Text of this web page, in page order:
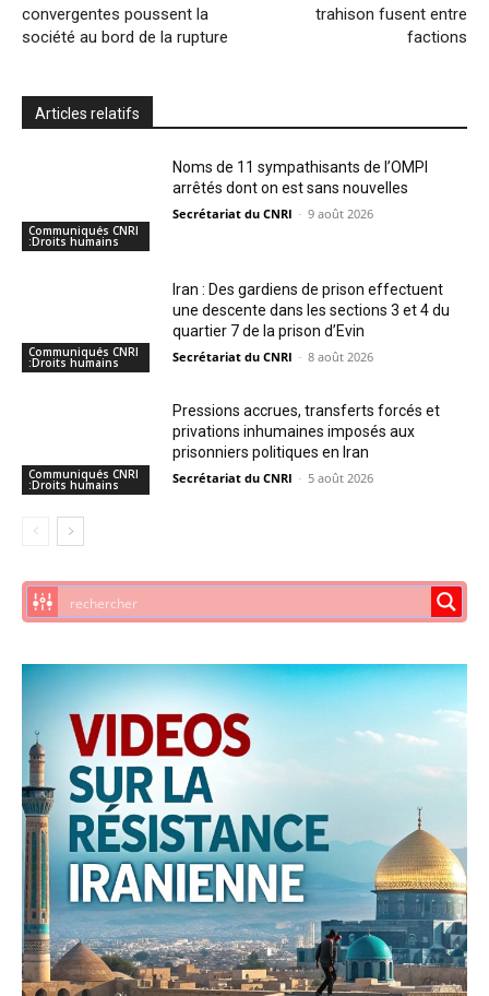
convergentes poussent la
société au bord de la rupture
trahison fusent entre
factions
Articles relatifs
Communiqués CNRI
:Droits humains
Noms de 11 sympathisants de l’OMPI
arrêtés dont on est sans nouvelles
Secrétariat du CNRI - 9 août 2026
Communiqués CNRI
:Droits humains
Iran : Des gardiens de prison effectuent
une descente dans les sections 3 et 4 du
quartier 7 de la prison d’Evin
Secrétariat du CNRI - 8 août 2026
Communiqués CNRI
:Droits humains
Pressions accrues, transferts forcés et
privations inhumaines imposés aux
prisonniers politiques en Iran
Secrétariat du CNRI - 5 août 2026